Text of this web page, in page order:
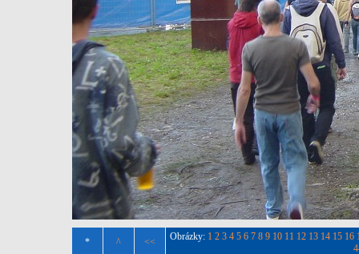
* ^ << Obrázky: 1 2 3 4 5 6 7 8 9 10 11 12 13 14 15 16